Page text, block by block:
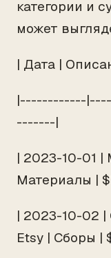
категории и
может
| Дата |
|------------
-------|
| 2023-10-01
Материалы |
| 2023-10-02
Etsy | Сборы |